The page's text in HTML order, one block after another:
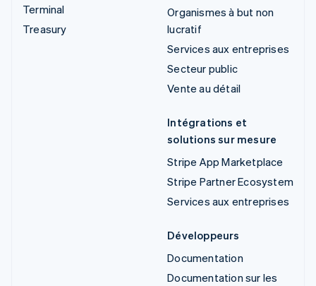
Terminal
Treasury
Organismes à but non
lucratif
Services aux entreprises
Secteur public
Vente au détail
Intégrations et
solutions sur mesure
Stripe App Marketplace
Stripe Partner Ecosystem
Services aux entreprises
Développeurs
Documentation
Documentation sur les